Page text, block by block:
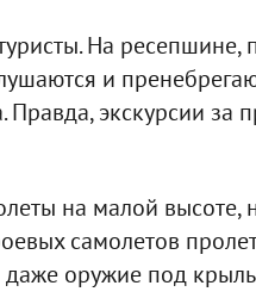
На ресепшине,
и
экскурсии за
на малой высоте,
самолетов
даже оружие под